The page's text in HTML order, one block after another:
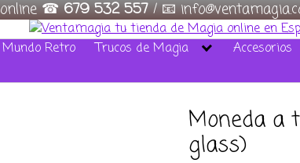
online ☎679 532 557/ 📧
Retro Trucos de Magia Accesorios
Moneda a
glass)